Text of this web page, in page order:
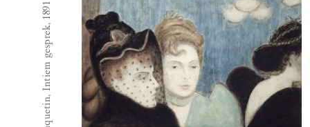
Louis Anquetin, Intiem gesprek, 1891